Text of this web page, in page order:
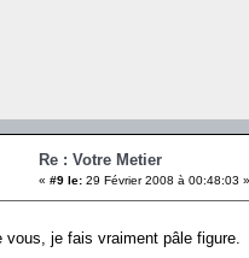
Re : Votre Metier
« #9 le: 29 Février 2008 à 00:48:03 »
vous, je fais vraiment pâle figure.